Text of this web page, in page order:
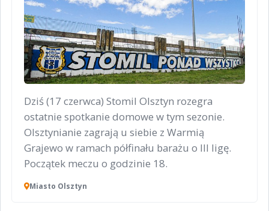
Dziś (17 czerwca) Stomil Olsztyn rozegra
ostatnie spotkanie domowe w tym sezonie.
Olsztynianie zagrają u siebie z Warmią
Grajewo w ramach półfinału barażu o III ligę.
Początek meczu o godzinie 18.
Miasto Olsztyn